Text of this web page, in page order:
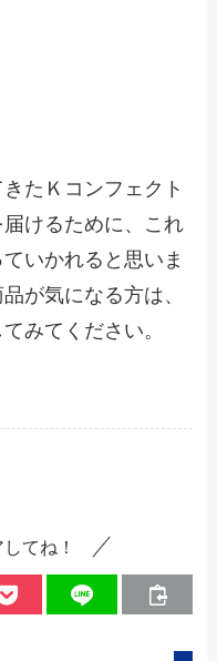
たＫコンフェクト
けるために、これ
いかれると思いま
が気になる方は、
みてください。
てね！